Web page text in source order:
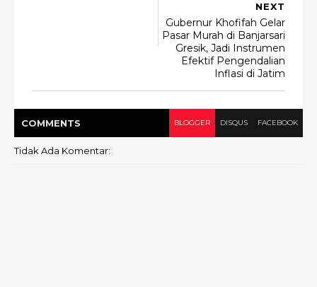
NEXT
Gubernur Khofifah Gelar
Pasar Murah di Banjarsari
Gresik, Jadi Instrumen
Efektif Pengendalian
Inflasi di Jatim
COMMENTS BLOGGER DISQUS FACEBOOK
Tidak Ada Komentar: